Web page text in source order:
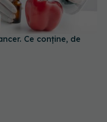
Ce conține, de